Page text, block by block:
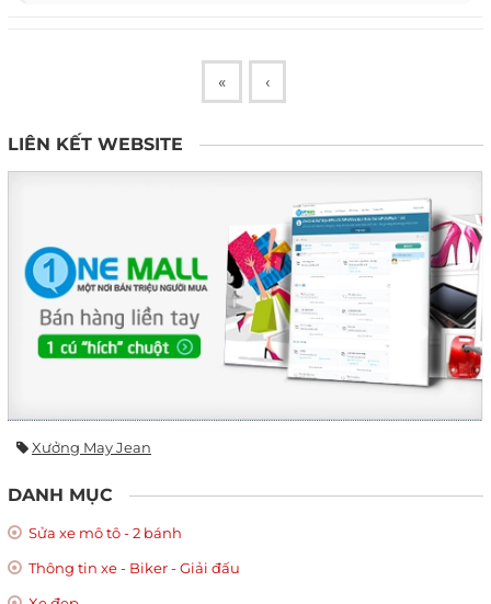
« ‹
LIÊN KẾT WEBSITE
Xưởng May Jean
DANH MỤC
Sửa xe mô tô - 2 bánh
Thông tin xe - Biker - Giải đấu